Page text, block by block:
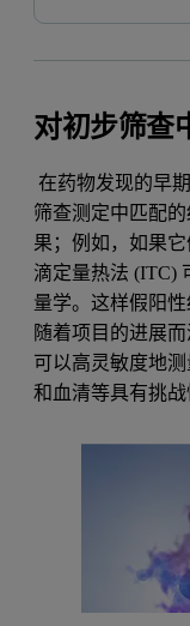
对初步筛查
在药物发现的早
筛查测定中匹配
果；例如，如果
滴定量热法 (ITC)
量学。这样假阳
随着项目的进展
可以高灵敏度地
和血清等具有挑战